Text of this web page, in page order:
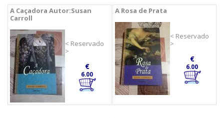
A Caçadora Autor:Susan
Carroll
< Reservado
>
€
6.00
A Rosa de Prata
< Reservado
>
€
6.00